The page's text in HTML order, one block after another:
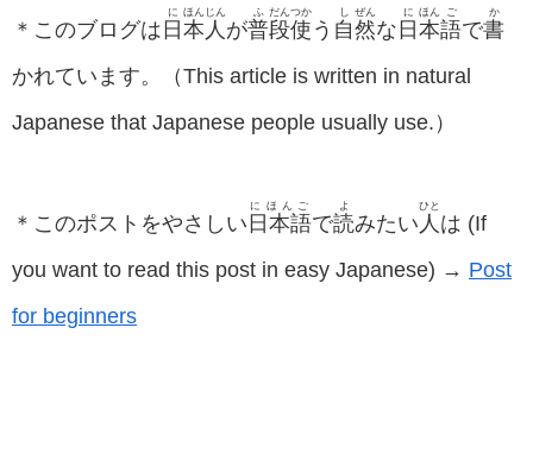
＊このブログは 日
に
本
ほん
人
じん
が普
ふ
段
だん
使
つか
う 自
し
然
ぜん
な 日
に
本
ほん
語
ご
で書
か
かれています。（This article is written in natural
Japanese that Japanese people usually use.）
＊このポストをやさしい 日本語
にほんご
で読
よ
みたい 人
ひと
は (If
you want to read this post in easy Japanese) → Post
for beginners